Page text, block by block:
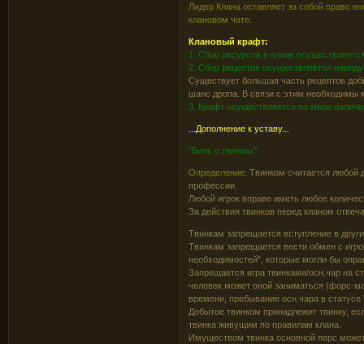
Лидер Клана оставляет за собой право
клановом чате.
Клановый крафт:
1. Сбор ресурсов в клане
2. Сбор рецептов осуществляется
Существует большая часть рецептов
шанс дропа. В связи с этим необходимы
3. Крафт осуществляется по мере
...Дополнение к уставу...
"Биль о твинках"
Определение: Твинком считается любой
профессии.
Любой игрок вправе иметь любое
За действия твинков перед кланом
Твинкам запрещается вступление в
Твинкам запрещается вести обмен с
необходимостей", которые могли бы
Запрещается игрa твинками/осн.чар на
человек может оной заниматься (форс-
времени, пребывание осн.чара в
Добытое твинком принадлежит твинку,
твинка живущим по правилам клана.
Имуществом твинка основной перс